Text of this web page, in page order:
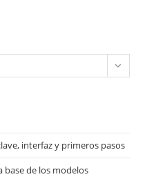
interfaz y primeros pasos
base de los modelos